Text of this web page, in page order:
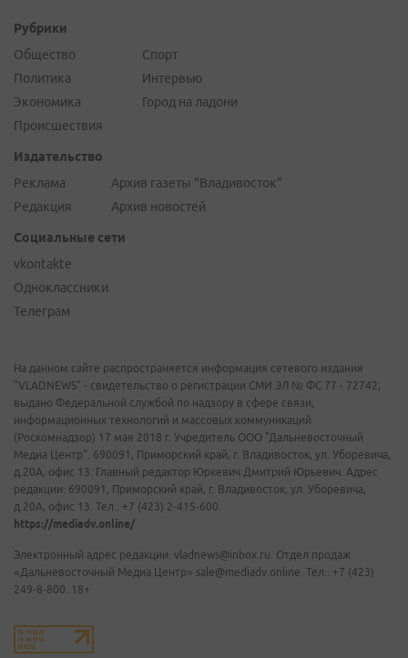
Рубрики
Общество
Политика
Экономика
Происшествия
Спорт
Интервью
Город на ладони
Издательство
Реклама
Редакция
Архив газеты "Владивосток"
Архив новостей
Социальные сети
vkontakte
Одноклассники
Телеграм
На данном сайте распространяется информация сетевого издания
"VLADNEWS" - свидетельство о регистрации СМИ ЭЛ № ФС 77 - 72742,
выдано Федеральной службой по надзору в сфере связи,
информационных технологий и массовых коммуникаций
(Роскомнадзор) 17 мая 2018 г. Учредитель ООО "Дальневосточный
Медиа Центр". 690091, Приморский край, г. Владивосток, ул. Уборевича,
д.20А, офис 13. Главный редактор Юркевич Дмитрий Юрьевич. Адрес
редакции: 690091, Приморский край, г. Владивосток, ул. Уборевича,
д.20А, офис 13. Тел.: +7 (423) 2-415-600.
https://mediadv.online/
Электронный адрес редакции: vladnews@inbox.ru. Отдел продаж
«Дальневосточный Медиа Центр» sale@mediadv.online. Тел.: +7 (423)
249-8-800. 18+